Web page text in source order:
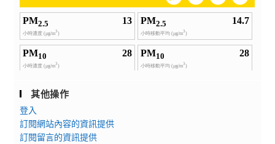
其他操作
登入
訂閱網站內容的資訊提供
訂閱留言的資訊提供